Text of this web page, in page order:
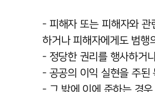
- 피해자 또는 피해자와 관
하거나 피해자에게도 범행
- 정당한 권리를 행사하거
- 공공의 이익 실현을 주된
- 그 밖에 이에 준하는 경우